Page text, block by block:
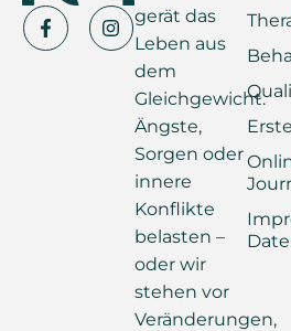
gerät das
Leben aus
dem
Gleichgewicht.
Ängste,
Sorgen oder
innere
Konflikte
belasten –
oder wir
stehen vor
Veränderungen,